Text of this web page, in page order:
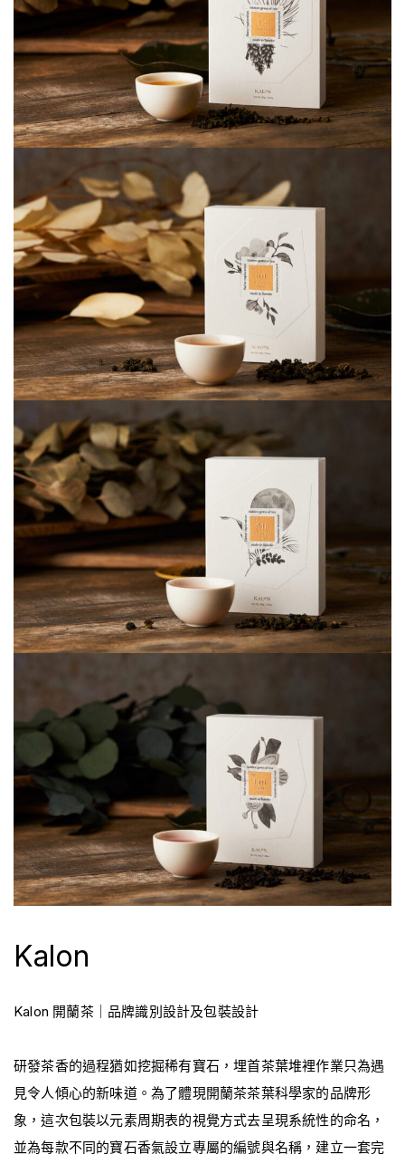
Kalon
Kalon 開蘭茶｜品牌識別設計及包裝設計
研發茶香的過程猶如挖掘稀有寶石，埋首茶葉堆裡作業只為遇
見令人傾心的新味道。為了體現開蘭茶茶葉科學家的品牌形
象，這次包裝以元素周期表的視覺方式去呈現系統性的命名，
並為每款不同的寶石香氣設立專屬的編號與名稱，建立一套完